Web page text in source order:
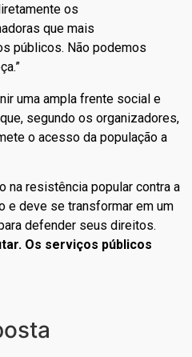
os
que mais
públicos. Não podemos
uma ampla frente social e
segundo os organizadores,
o acesso da população a
na resistência popular contra a
e deve se transformar em um
defender seus direitos.
Os serviços públicos